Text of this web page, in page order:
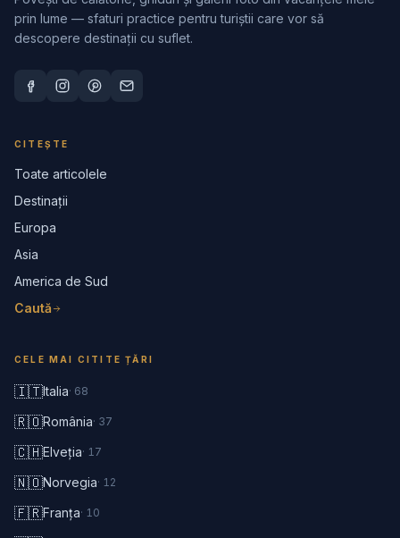
prin lume — sfaturi practice pentru turiștii care vor să
descopere destinații cu suflet.
CITEȘTE
Toate articolele
Destinații
Europa
Asia
America de Sud
Caută
CELE MAI CITITE ȚĂRI
🇮🇹Italia· 68
🇷🇴România· 37
🇨🇭Elveția· 17
🇳🇴Norvegia· 12
🇫🇷Franța· 10